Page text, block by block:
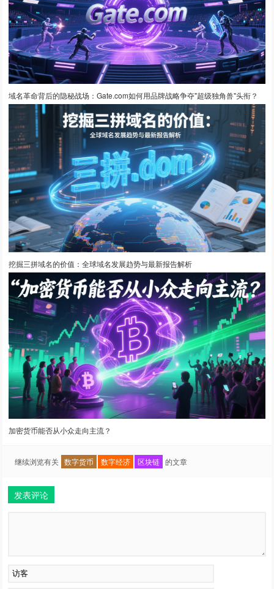
域名革命背后的隐秘战场：Gate.com如何用品牌战略争夺"超级独角兽"头衔？
挖掘三拼域名的价值：全球域名发展趋势与最新报告解析
加密货币能否从小众走向主流？
继续浏览有关 数字货币 数字经济 区块链 的文章
发表评论